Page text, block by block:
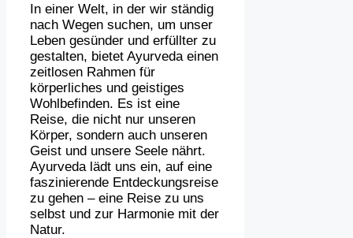
In einer Welt, in der wir ständig
nach Wegen suchen, um unser
Leben gesünder und erfüllter zu
gestalten, bietet Ayurveda einen
zeitlosen Rahmen für
körperliches und geistiges
Wohlbefinden. Es ist eine
Reise, die nicht nur unseren
Körper, sondern auch unseren
Geist und unsere Seele nährt.
Ayurveda lädt uns ein, auf eine
faszinierende Entdeckungsreise
zu gehen – eine Reise zu uns
selbst und zur Harmonie mit der
Natur.